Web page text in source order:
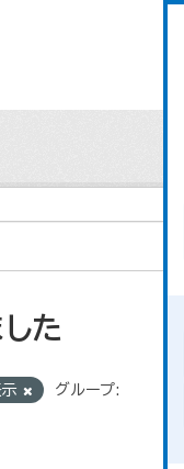
た
示 グループ: